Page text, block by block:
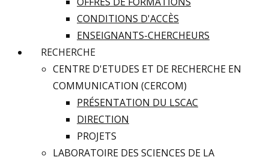
CONDITIONS D'ACCÈS
ENSEIGNANTS-CHERCHEURS
RECHERCHE
CENTRE D'ETUDES ET DE RECHERCHE EN
COMMUNICATION (CERCOM)
PRÉSENTATION DU LSCAC
DIRECTION
PROJETS
LABORATOIRE DES SCIENCES DE LA